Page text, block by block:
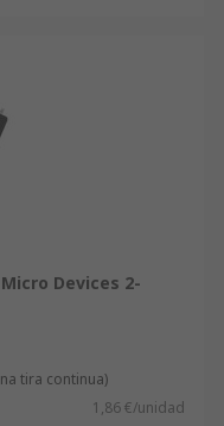
Devices 2-
tira continua)
1,86 €/unidad